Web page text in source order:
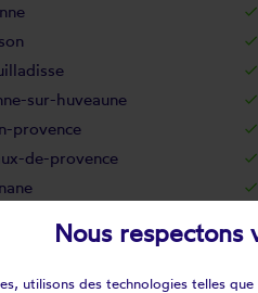
sur-huveaune
provence
de-provence
Nous
utilisons des technologies telles